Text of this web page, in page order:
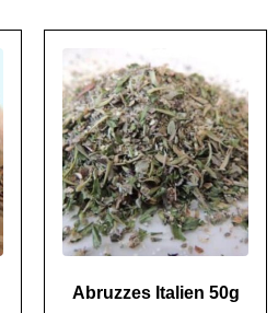
Abruzzes Italien 50g